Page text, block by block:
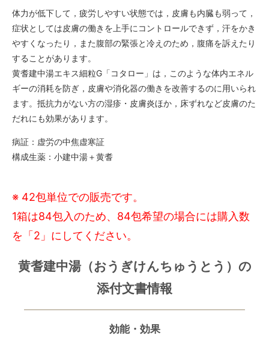
体力が低下して，疲労しやすい状態では，皮膚も内臓も弱って，
症状としては皮膚の働きを上手にコントロールできず，汗をかき
やすくなったり，また腹部の緊張と冷えのため，腹痛を訴えたり
することがあります。
黄耆建中湯エキス細粒G「コタロー」は，このような体内エネル
ギーの消耗を防ぎ，皮膚や消化器の働きを改善するのに用いられ
ます。抵抗力がない方の湿疹・皮膚炎ほか，床ずれなど皮膚のた
だれにも効果があります。
病証：虚労の中焦虚寒証
構成生薬：小建中湯＋黄耆
※ 42包単位での販売です。
1箱は84包入のため、84包希望の場合には購入数
を「2」にしてください。
黄耆建中湯（おうぎけんちゅうとう）の
添付文書情報
効能・効果